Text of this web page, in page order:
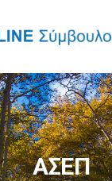
ΑΣΕΠ